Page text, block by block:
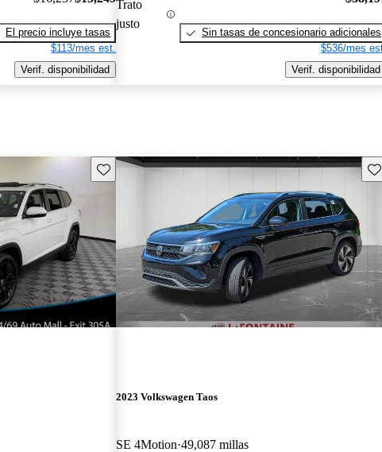
El precio incluye tasas
$113/mes est.
Verif. disponibilidad
Trato
justo
Sin tasas de concesionario adicionales
$536/mes
Verif. disponibilidad
Guarda este Aviso
2023 Volkswagen Taos
SE 4Motion 49,087 millas